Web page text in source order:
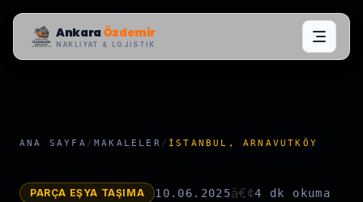
AnkaraÖzdemir
NAKLIYAT & LOJISTIK
ANA SAYFA /MAKALELER / İSTANBUL, ARNAVUTKÖY
PARÇA EŞYA TAŞIMA 10.06.2025â€¢4 dk okuma